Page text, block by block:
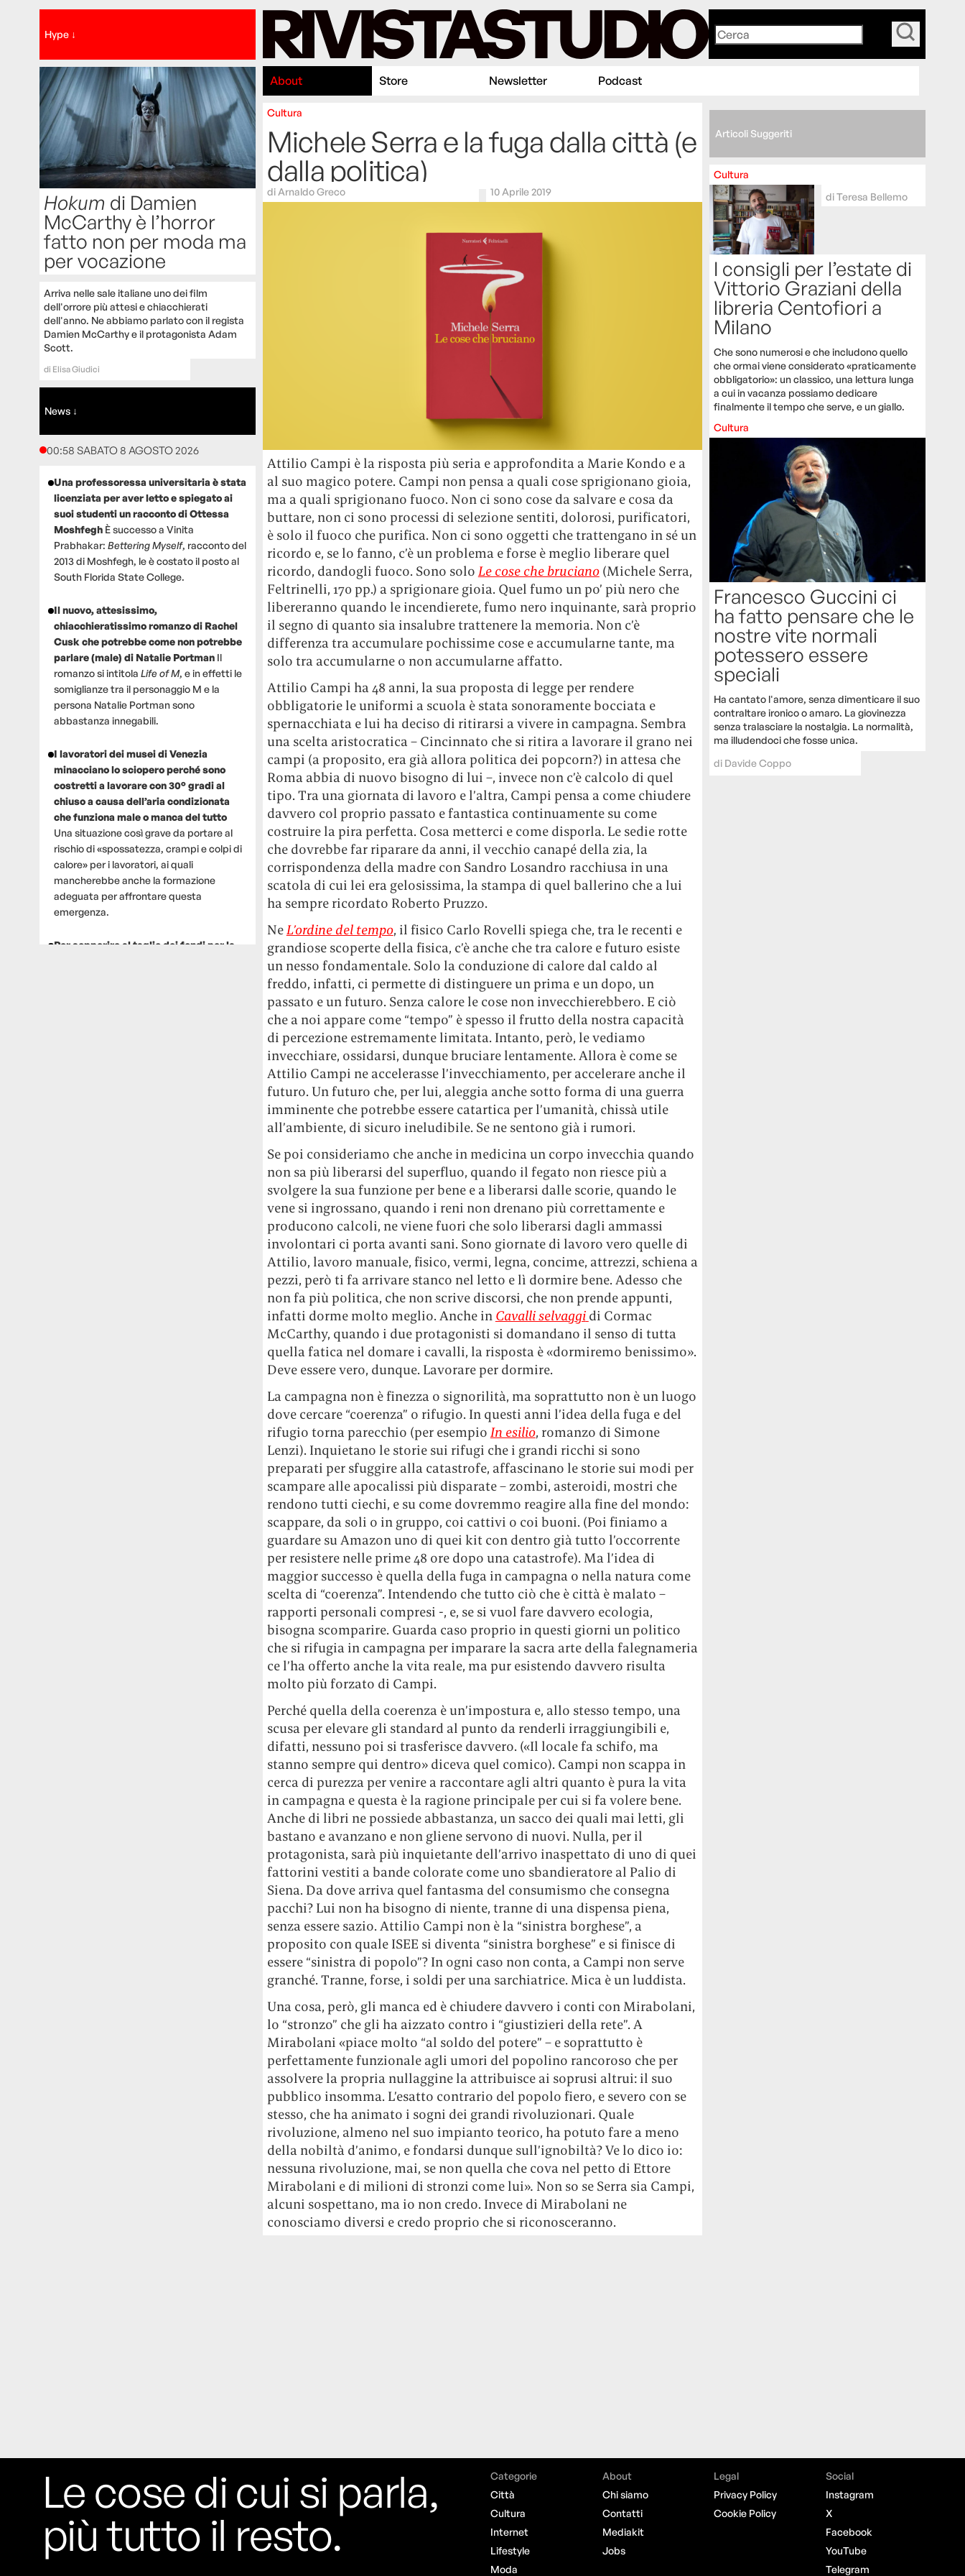
Hype ↓
Hokum di Damien
McCarthy è l’horror
fatto non per moda ma
per vocazione
Arriva nelle sale italiane uno dei film
dell'orrore più attesi e chiacchierati
dell'anno. Ne abbiamo parlato con il regista
Damien McCarthy e il protagonista Adam
Scott.
di Elisa Giudici
News ↓
00:58 SABATO 8 AGOSTO 2026
Una professoressa universitaria è stata
licenziata per aver letto e spiegato ai
suoi studenti un racconto di Ottessa
Moshfegh È successo a Vinita
Prabhakar: Bettering Myself, racconto del
2013 di Moshfegh, le è costato il posto al
South Florida State College.
Il nuovo, attesissimo,
chiacchieratissimo romanzo di Rachel
Cusk che potrebbe come non potrebbe
parlare (male) di Natalie Portman Il
romanzo si intitola Life of M, e in effetti le
somiglianze tra il personaggio M e la
persona Natalie Portman sono
abbastanza innegabili.
I lavoratori dei musei di Venezia
minacciano lo sciopero perché sono
costretti a lavorare con 30° gradi al
chiuso a causa dell’aria condizionata
che funziona male o manca del tutto
Una situazione così grave da portare al
rischio di «spossatezza, crampi e colpi di
calore» per i lavoratori, ai quali
mancherebbe anche la formazione
adeguata per affrontare questa
emergenza.
Per sopperire al taglio dei fondi per la
About Store Newsletter Podcast
Cultura
Michele Serra e la fuga dalla città (e
dalla politica)
diArnaldo Greco 10 Aprile 2019
Attilio Campi è la risposta più seria e approfondita a Marie Kondo e a
al suo magico potere. Campi non pensa a quali cose sprigionano gioia,
ma a quali sprigionano fuoco. Non ci sono cose da salvare e cosa da
buttare, non ci sono processi di selezione sentiti, dolorosi, purificatori,
è solo il fuoco che purifica. Non ci sono oggetti che trattengano in sé un
ricordo e, se lo fanno, c’è un problema e forse è meglio liberare quel
ricordo, dandogli fuoco. Sono solo Le cose che bruciano(Michele Serra,
Feltrinelli, 170 pp.) a sprigionare gioia. Quel fumo un po’ più nero che
libereranno quando le incendierete, fumo nero inquinante, sarà proprio
il segno di quanto sia insalubre trattenere la memoria. Non c’è
differenza tra accumulare pochissime cose e accumularne tante, ma
solo tra accumularne o non accumularne affatto.
Attilio Campi ha 48 anni, la sua proposta di legge per rendere
obbligatorie le uniformi a scuola è stata sonoramente bocciata e
spernacchiata e lui ha deciso di ritirarsi a vivere in campagna. Sembra
una scelta aristocratica – Cincinnato che si ritira a lavorare il grano nei
campi (a proposito, era già allora politica dei popcorn?) in attesa che
Roma abbia di nuovo bisogno di lui –, invece non c’è calcolo di quel
tipo. Tra una giornata di lavoro e l’altra, Campi pensa a come chiudere
davvero col proprio passato e fantastica continuamente su come
costruire la pira perfetta. Cosa metterci e come disporla. Le sedie rotte
che dovrebbe far riparare da anni, il vecchio canapé della zia, la
corrispondenza della madre con Sandro Losandro racchiusa in una
scatola di cui lei era gelosissima, la stampa di quel ballerino che a lui
ha sempre ricordato Roberto Pruzzo.
NeL’ordine del tempo, il fisico Carlo Rovelli spiega che, tra le recenti e
grandiose scoperte della fisica, c’è anche che tra calore e futuro esiste
un nesso fondamentale. Solo la conduzione di calore dal caldo al
freddo, infatti, ci permette di distinguere un prima e un dopo, un
passato e un futuro. Senza calore le cose non invecchierebbero. E ciò
che a noi appare come “tempo” è spesso il frutto della nostra capacità
di percezione estremamente limitata. Intanto, però, le vediamo
invecchiare, ossidarsi, dunque bruciare lentamente. Allora è come se
Attilio Campi ne accelerasse l’invecchiamento, per accelerare anche il
futuro. Un futuro che, per lui, aleggia anche sotto forma di una guerra
imminente che potrebbe essere catartica per l’umanità, chissà utile
all’ambiente, di sicuro ineludibile. Se ne sentono già i rumori.
Se poi consideriamo che anche in medicina un corpo invecchia quando
non sa più liberarsi del superfluo, quando il fegato non riesce più a
svolgere la sua funzione per bene e a liberarsi dalle scorie, quando le
vene si ingrossano, quando i reni non drenano più correttamente e
producono calcoli, ne viene fuori che solo liberarsi dagli ammassi
involontari ci porta avanti sani. Sono giornate di lavoro vero quelle di
Attilio, lavoro manuale, fisico, vermi, legna, concime, attrezzi, schiena a
pezzi, però ti fa arrivare stanco nel letto e lì dormire bene. Adesso che
non fa più politica, che non scrive discorsi, che non prende appunti,
infatti dorme molto meglio. Anche in Cavalli selvaggi di Cormac
McCarthy, quando i due protagonisti si domandano il senso di tutta
quella fatica nel domare i cavalli, la risposta è «dormiremo benissimo».
Deve essere vero, dunque. Lavorare per dormire.
La campagna non è finezza o signorilità, ma soprattutto non è un luogo
dove cercare “coerenza” o rifugio. In questi anni l’idea della fuga e del
rifugio torna parecchio (per esempio In esilio, romanzo di Simone
Lenzi). Inquietano le storie sui rifugi che i grandi ricchi si sono
preparati per sfuggire alla catastrofe, affascinano le storie sui modi per
scampare alle apocalissi più disparate – zombi, asteroidi, mostri che
rendono tutti ciechi, e su come dovremmo reagire alla fine del mondo:
scappare, da soli o in gruppo, coi cattivi o coi buoni. (Poi finiamo a
guardare su Amazon uno di quei kit con dentro già tutto l’occorrente
per resistere nelle prime 48 ore dopo una catastrofe). Ma l’idea di
maggior successo è quella della fuga in campagna o nella natura come
scelta di “coerenza”. Intendendo che tutto ciò che è città è malato –
rapporti personali compresi -, e, se si vuol fare davvero ecologia,
bisogna scomparire. Guarda caso proprio in questi giorni un politico
che si rifugia in campagna per imparare la sacra arte della falegnameria
ce l’ha offerto anche la vita reale, ma pur esistendo davvero risulta
molto più forzato di Campi.
Perché quella della coerenza è un’impostura e, allo stesso tempo, una
scusa per elevare gli standard al punto da renderli irraggiungibili e,
difatti, nessuno poi si trasferisce davvero. («Il locale fa schifo, ma
stanno sempre qui dentro» diceva quel comico). Campi non scappa in
cerca di purezza per venire a raccontare agli altri quanto è pura la vita
in campagna e questa è la ragione principale per cui si fa volere bene.
Anche di libri ne possiede abbastanza, un sacco dei quali mai letti, gli
bastano e avanzano e non gliene servono di nuovi. Nulla, per il
protagonista, sarà più inquietante dell’arrivo inaspettato di uno di quei
fattorini vestiti a bande colorate come uno sbandieratore al Palio di
Siena. Da dove arriva quel fantasma del consumismo che consegna
pacchi? Lui non ha bisogno di niente, tranne di una dispensa piena,
senza essere sazio. Attilio Campi non è la “sinistra borghese”, a
proposito con quale ISEE si diventa “sinistra borghese” e si finisce di
essere “sinistra di popolo”? In ogni caso non conta, a Campi non serve
granché. Tranne, forse, i soldi per una sarchiatrice. Mica è un luddista.
Una cosa, però, gli manca ed è chiudere davvero i conti con Mirabolani,
lo “stronzo” che gli ha aizzato contro i “giustizieri della rete”. A
Mirabolani «piace molto “al soldo del potere” – e soprattutto è
perfettamente funzionale agli umori del popolino rancoroso che per
assolvere la propria nullaggine la attribuisce ai soprusi altrui: il suo
pubblico insomma. L’esatto contrario del popolo fiero, e severo con se
stesso, che ha animato i sogni dei grandi rivoluzionari. Quale
rivoluzione, almeno nel suo impianto teorico, ha potuto fare a meno
della nobiltà d’animo, e fondarsi dunque sull’ignobiltà? Ve lo dico io:
nessuna rivoluzione, mai, se non quella che cova nel petto di Ettore
Mirabolani e di milioni di stronzi come lui». Non so se Serra sia Campi,
alcuni sospettano, ma io non credo. Invece di Mirabolani ne
conosciamo diversi e credo proprio che si riconosceranno.
Articoli Suggeriti
Cultura
diTeresa Bellemo
I consigli per l’estate di
Vittorio Graziani della
libreria Centofiori a
Milano
Che sono numerosi e che includono quello
che ormai viene considerato «praticamente
obbligatorio»: un classico, una lettura lunga
a cui in vacanza possiamo dedicare
finalmente il tempo che serve, e un giallo.
Cultura
Francesco Guccini ci
ha fatto pensare che le
nostre vite normali
potessero essere
speciali
Ha cantato l'amore, senza dimenticare il suo
contraltare ironico o amaro. La giovinezza
senza tralasciare la nostalgia. La normalità,
ma illudendoci che fosse unica.
di Davide Coppo
Le cose di cui si parla,
più tutto il resto.
Categorie
Città
Cultura
Internet
Lifestyle
Moda
About
Chi siamo
Contatti
Mediakit
Jobs
Legal
Privacy Policy
Cookie Policy
Social
Instagram
X
Facebook
YouTube
Telegram